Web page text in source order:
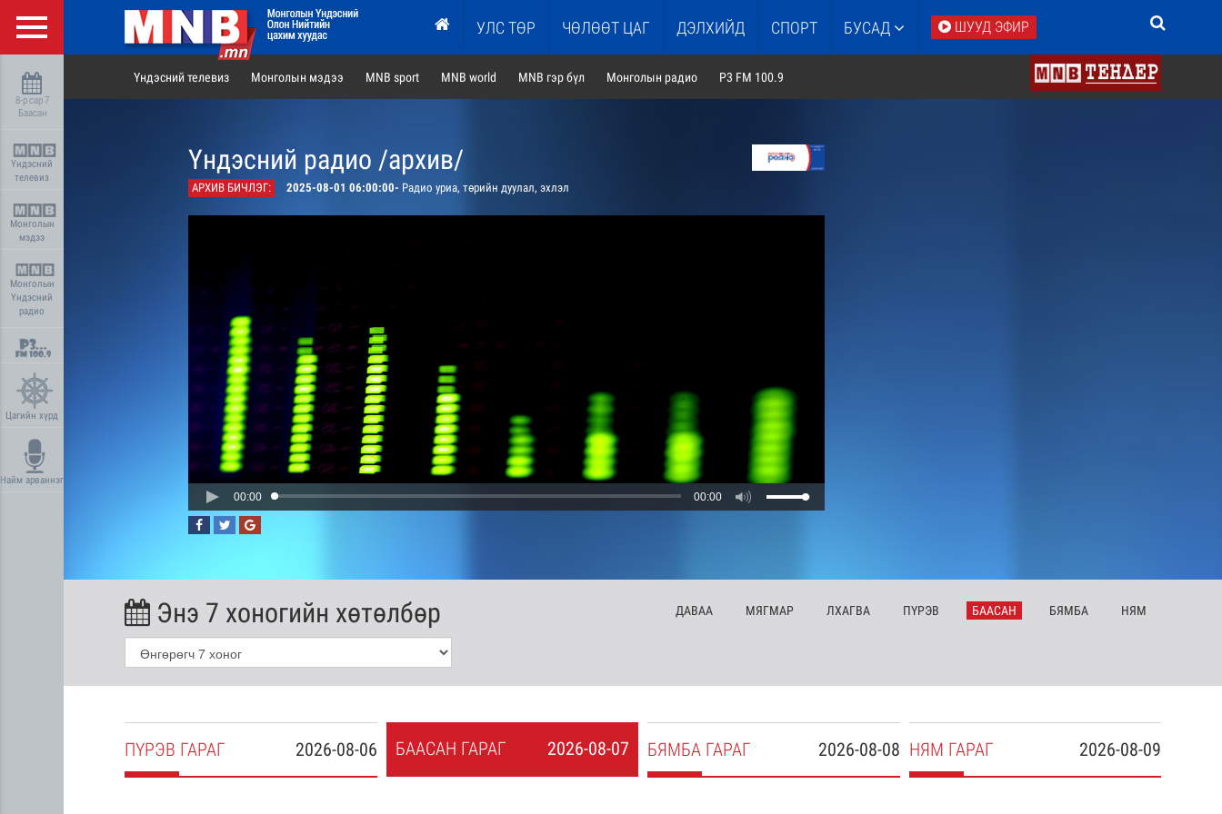
УЛС ТӨР ЧӨЛӨӨТ ЦАГ ДЭЛХИЙД СПОРТ БУСАД ШУУД ЭФИР
8-р сар 7
Баасан
Үндэсний
телевиз
Монголын
мэдээ
Монголын
Үндэсний
радио
Цагийн хүрд
Найм арваннэг
Үндэсний телевиз Монголын мэдээ MNB sport MNB world MNB гэр бүл Монголын радио P3 FM 100.9
Үндэсний радио /архив/
АРХИВ БИЧЛЭГ: 2025-08-01 06:00:00- Радио уриа, төрийн дуулал, эхлэл
00:00 00:00
Энэ 7 хоногийн хөтөлбөр ДАВАА МЯГМАР ЛХАГВА ПҮРЭВ БААСАН БЯМБА НЯМ
2026-08-06
ПҮРЭВ ГАРАГ 2026-08-07
БААСАН ГАРАГ 2026-08-08
БЯМБА ГАРАГ 2026-08-09
НЯМ ГАРАГ